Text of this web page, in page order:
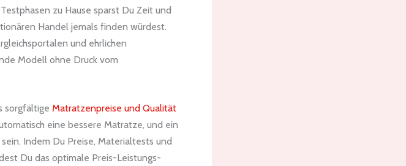
zu Hause sparst Du Zeit und
Handel jemals finden würdest.
und ehrlichen
Modell ohne Druck vom
sorgfältige Matratzenpreise und Qualität
eine bessere Matratze, und ein
Indem Du Preise, Materialtests und
Du das optimale Preis-Leistungs-